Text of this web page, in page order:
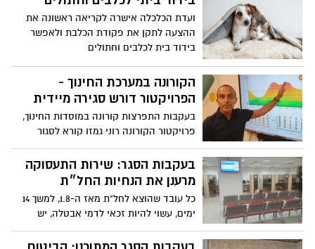
ועדת הכלכלה אישרה לקריאה ראשונה את
ההצעה לתקן את פקודת הכלבת ולאפשר
בידוד בית לכלבים וחתולים
הקורונה במערכת החינוך -
הפרויקטור דורש סגירה מיידית
בעקבות התפרצות קורונה במוסדות החינוך,
פרויקטור הקורונה רוני גמזו קורא לסגור
מידית את כל מוסדות החינוך ברחבי הארץ.
במכתב לשר הבריאות ושר החינוך, טוען פרופ'
גמזו כי העלייה בתחלואה בקורונה נובעת
גמזו: "הממשלה קיבלה החלטה לא נכונה
בניגוד להמלצות המקצועיות שלנו"
בעקבות הסגר: שירות התעסוקה
מרענן את הנחיות החל״ת
כל עובד שהוצא לחל"ת מאז ה-1.8, למשך 14
ימים, עשוי להיות זכאי לדמי אבטלה, יש
לחדש את הרישום באתר שירות התעסוקה
ובאתר הביטוח הלאומי